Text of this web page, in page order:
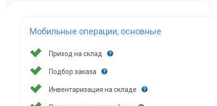
Мобильные операции, основные
Приход на склад
Подбор заказа
Инвентаризация на складе